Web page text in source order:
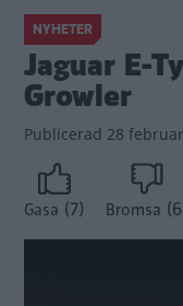
NYHETER
Jaguar E-
Growler
Publicerad 28
Gasa (7) Bromsa